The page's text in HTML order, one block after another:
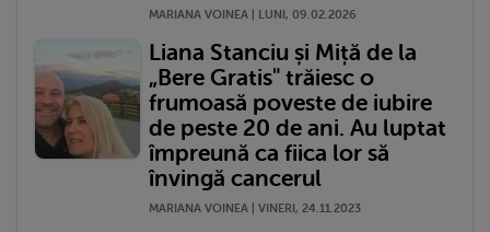
MARIANA VOINEA | LUNI, 09.02.2026
Liana Stanciu și Miță de la
„Bere Gratis" trăiesc o
frumoasă poveste de iubire
de peste 20 de ani. Au luptat
împreună ca fiica lor să
învingă cancerul
MARIANA VOINEA | VINERI, 24.11.2023